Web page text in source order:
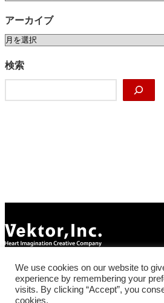
アーカイブ
ア
カ
検索
サイトマッププライバシーポリシー
We use cookies on our website to
experience by remembering your
visits. By clicking “Accept”, you
cookies.